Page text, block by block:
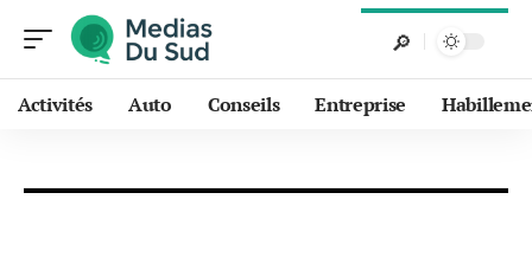
Activités Auto Conseils Entreprise